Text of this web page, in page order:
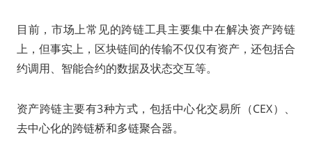
目前，市场上常见的跨链工具主要集中在解决资产跨链
上，但事实上，区块链间的传输不仅仅有资产，还包括合
约调用、智能合约的数据及状态交互等。
资产跨链主要有3种方式，包括中心化交易所（CEX）、
去中心化的跨链桥和多链聚合器。